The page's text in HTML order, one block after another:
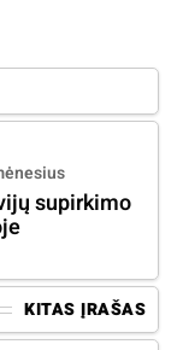
supirkimo
KITAS ĮRAŠAS